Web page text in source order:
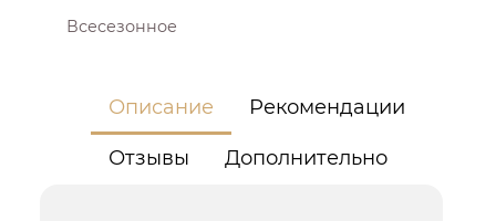
Всесезонное
Описание Рекомендации
Отзывы Дополнительно